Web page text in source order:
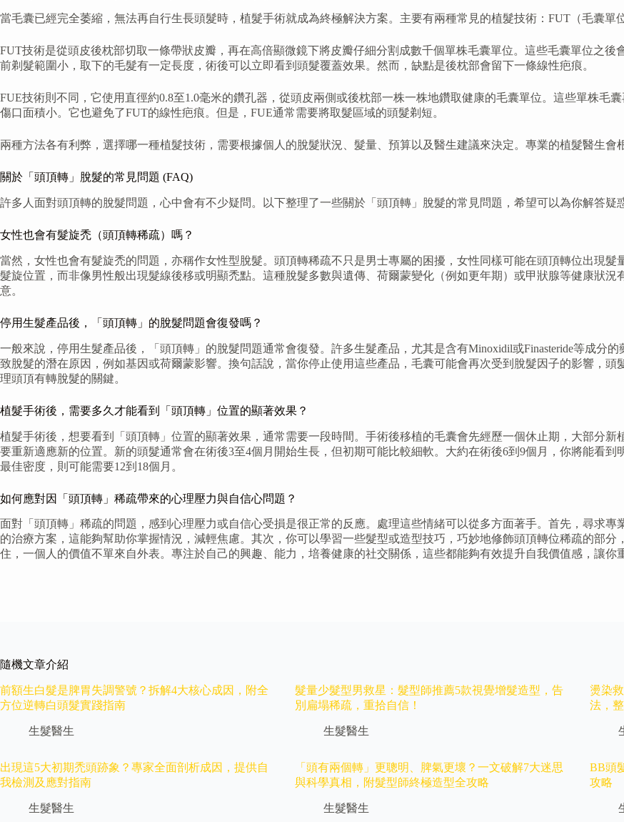
當毛囊已經完全萎縮，無法再自行生長頭髮時，植髮手術就成為終極解決方案。主要有兩種常見的植髮技術：FUT（毛囊單
FUT技術是從頭皮後枕部切取一條帶狀皮瓣，再在高倍顯微鏡下將皮瓣仔細分割成數千個單株毛囊單位。這些毛囊單位之
前剃髮範圍小，取下的毛髮有一定長度，術後可以立即看到頭髮覆蓋效果。然而，缺點是後枕部會留下一條線性疤痕。
FUE技術則不同，它使用直徑約0.8至1.0毫米的鑽孔器，從頭皮兩側或後枕部一株一株地鑽取健康的毛囊單位。這些單株毛
傷口面積小。它也避免了FUT的線性疤痕。但是，FUE通常需要將取髮區域的頭髮剃短。
兩種方法各有利弊，選擇哪一種植髮技術，需要根據個人的脫髮狀況、髮量、預算以及醫生建議來決定。專業的植髮醫生會
關於「頭頂轉」脫髮的常見問題 (FAQ)
許多人面對頭頂轉的脫髮問題，心中會有不少疑問。以下整理了一些關於「頭頂轉」脫髮的常見問題，希望可以為你解答疑
女性也會有髮旋禿（頭頂轉稀疏）嗎？
當然，女性也會有髮旋禿的問題，亦稱作女性型脫髮。頭頂轉稀疏不只是男士專屬的困擾，女性同樣可能在頭頂轉位出現
髮旋位置，而非像男性般出現髮線後移或明顯禿點。這種脫髮多數與遺傳、荷爾蒙變化（例如更年期）或甲狀腺等健康狀
意。
停用生髮產品後，「頭頂轉」的脫髮問題會復發嗎？
一般來說，停用生髮產品後，「頭頂轉」的脫髮問題通常會復發。許多生髮產品，尤其是含有Minoxidil或Finasteride等成分
致脫髮的潛在原因，例如基因或荷爾蒙影響。換句話說，當你停止使用這些產品，毛囊可能會再次受到脫髮因子的影響，
理頭頂有轉脫髮的關鍵。
植髮手術後，需要多久才能看到「頭頂轉」位置的顯著效果？
植髮手術後，想要看到「頭頂轉」位置的顯著效果，通常需要一段時間。手術後移植的毛囊會先經歷一個休止期，大部分
要重新適應新的位置。新的頭髮通常會在術後3至4個月開始生長，但初期可能比較細軟。大約在術後6到9個月，你將能看
最佳密度，則可能需要12到18個月。
如何應對因「頭頂轉」稀疏帶來的心理壓力與自信心問題？
面對「頭頂轉」稀疏的問題，感到心理壓力或自信心受損是很正常的反應。處理這些情緒可以從多方面著手。首先，尋求
的治療方案，這能夠幫助你掌握情況，減輕焦慮。其次，你可以學習一些髮型或造型技巧，巧妙地修飾頭頂轉位稀疏的部
住，一個人的價值不單來自外表。專注於自己的興趣、能力，培養健康的社交關係，這些都能夠有效提升自我價值感，讓你
隨機文章介紹
前額生白髮是脾胃失調警號？拆解4大核心成因，附全
方位逆轉白頭髮實踐指南
生髮醫生
髮量少髮型男救星：髮型師推薦5款視覺增髮造型，告
別扁塌稀疏，重拾自信！
生髮醫生
燙染
法，
出現這5大初期禿頭跡象？專家全面剖析成因，提供自
我檢測及應對指南
生髮醫生
「頭有兩個轉」更聰明、脾氣更壞？一文破解7大迷思
與科學真相，附髮型師終極造型全攻略
生髮醫生
BB頭
攻略